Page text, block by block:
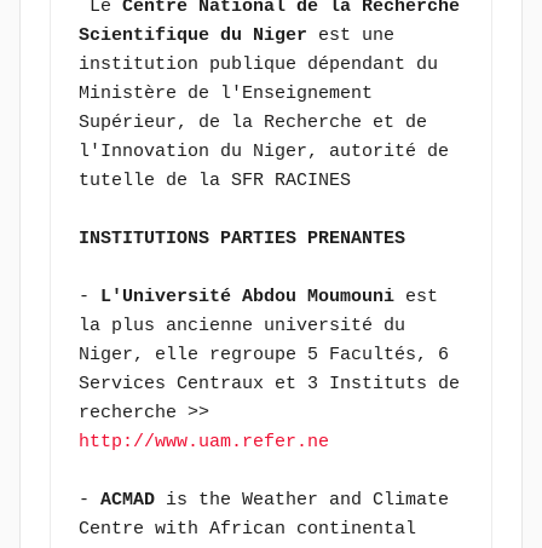
Le Centre National de la Recherche
Scientifique du Niger est une
institution publique dépendant du
Ministère de l'Enseignement
Supérieur, de la Recherche et de
l'Innovation du Niger, autorité de
tutelle de la SFR RACINES
INSTITUTIONS PARTIES PRENANTES
- L'Université Abdou Moumouni est
la plus ancienne université du
Niger, elle regroupe 5 Facultés, 6
Services Centraux et 3 Instituts de
recherche >>
http://www.uam.refer.ne
- ACMAD is the Weather and Climate
Centre with African continental